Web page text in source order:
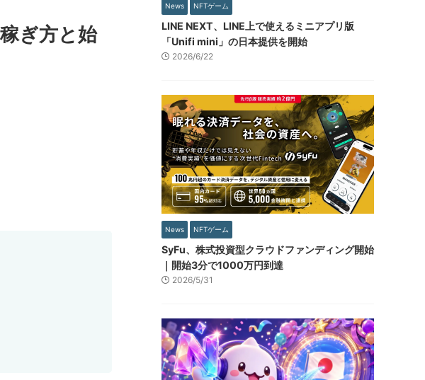
ぎ方と始
News NFTゲーム
LINE NEXT、LINE上で使えるミニアプリ版
「Unifi mini」の日本提供を開始
2026/6/22
News NFTゲーム
SyFu、株式投資型クラウドファンディング開始
｜開始3分で1000万円到達
2026/5/31